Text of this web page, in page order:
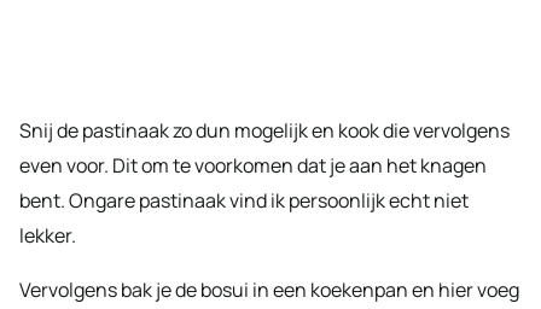
Snij de pastinaak zo dun mogelijk en kook die vervolgens
even voor. Dit om te voorkomen dat je aan het knagen
bent. Ongare pastinaak vind ik persoonlijk echt niet
lekker.
Vervolgens bak je de bosui in een koekenpan en hier voeg